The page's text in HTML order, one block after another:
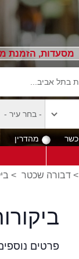
מסעדות, הזמנת
כשר מהדרין
> דבורה שכטר >
פרטים